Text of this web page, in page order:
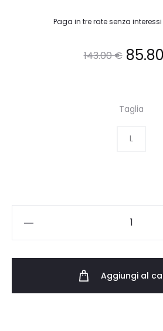
Paga in tre rate senza interessi
143.00€ Il
era:
85.80
Taglia
L
Aggiungi al